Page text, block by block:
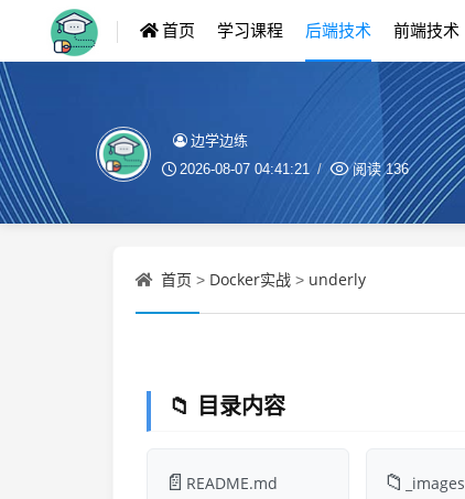
首页 学习课程 后端技术 前端技术
边学边练
2026-08-07 04:41:21 阅读136
首页 > Docker实战 > underly
📁 目录内容
📄 README.md 📁 _images